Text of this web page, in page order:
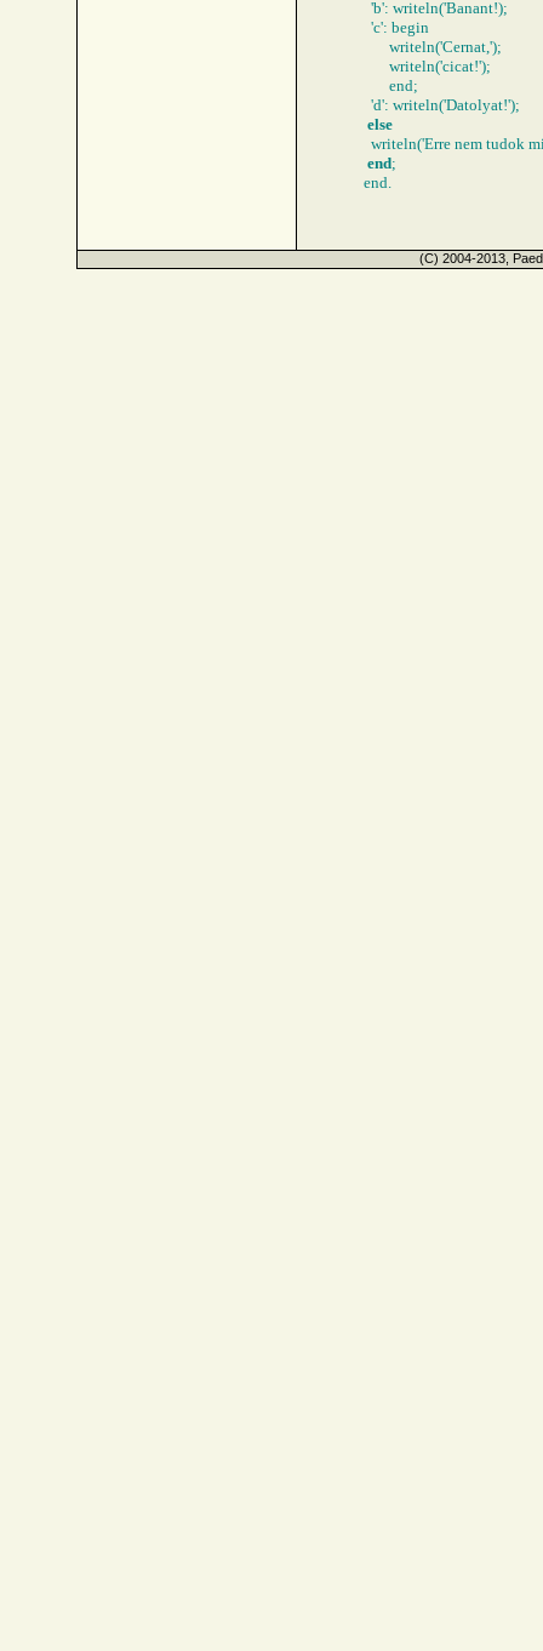
'b': writeln('Banant!);
'c': begin
writeln('Cernat,');
writeln('cicat!');
end;
'd': writeln('Datolyat!');
else
writeln('Erre nem tudok
end;
end.
(C) 2004-2013,